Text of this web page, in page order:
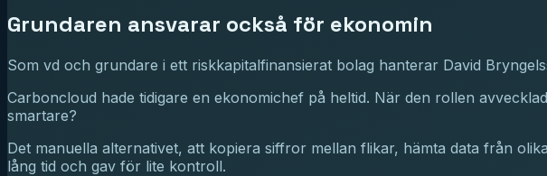
Grundaren ansvarar också för ekonomin
Som vd och grundare i ett riskkapitalfinansierat bolag hanterar David
Carboncloud hade tidigare en ekonomichef på heltid. När den rollen
smartare?
Det manuella alternativet, att kopiera siffror mellan flikar, hämta data från
lång tid och gav för lite kontroll.